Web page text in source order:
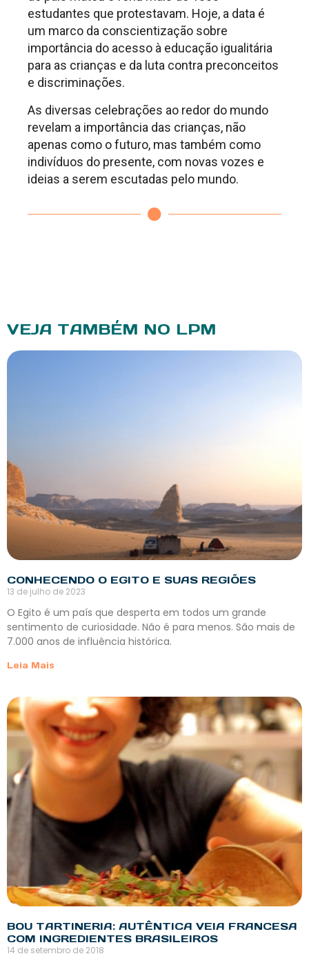
estudantes que protestavam. Hoje, a data é
um marco da conscientização sobre
importância do acesso à educação igualitária
para as crianças e da luta contra preconceitos
e discriminações.
As diversas celebrações ao redor do mundo
revelam a importância das crianças, não
apenas como o futuro, mas também como
indivíduos do presente, com novas vozes e
ideias a serem escutadas pelo mundo.
VEJA TAMBÉM NO LPM
CONHECENDO O EGITO E SUAS REGIÕES
13 de julho de 2023
O Egito é um país que desperta em todos um grande
sentimento de curiosidade. Não é para menos. São mais de
7.000 anos de influência histórica.
Leia Mais
BOU TARTINERIA: AUTÊNTICA VEIA FRANCESA
COM INGREDIENTES BRASILEIROS
14 de setembro de 2018